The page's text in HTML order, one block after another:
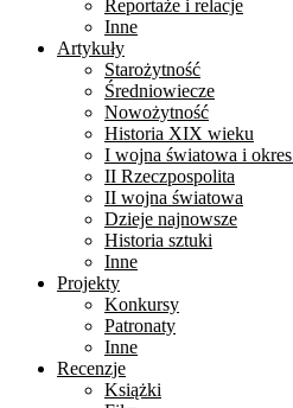
Reportaże i relacje
Inne
Artykuły
Starożytność
Średniowiecze
Nowożytność
Historia XIX wieku
I wojna światowa i
II Rzeczpospolita
II wojna światowa
Dzieje najnowsze
Historia sztuki
Inne
Projekty
Konkursy
Patronaty
Inne
Recenzje
Książki